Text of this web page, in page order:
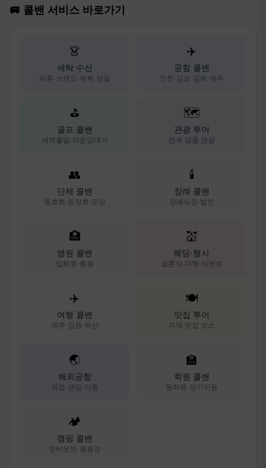
🚐 콜밴 서비스 바로가기
👗
세탁 수선
의류·브랜드·예복·당일
✈️
공항 콜밴
인천·김포·김해·제주
⛳
골프 콜밴
새벽출발·라운딩대기
🗺️
관광 투어
전국 맞춤 관광
👥
단체 콜밴
동호회·동창회·모임
🕯️
장례 콜밴
장례식장·발인
🏥
병원 콜밴
입퇴원·통원
💒
웨딩·행사
결혼식·여행·이벤트
✈️
여행 콜밴
제주·강원·부산
🍽️
맛집 투어
지역 맛집 코스
🌏
해외공항
픽업·샌딩·마중
🏫
학원 콜밴
등하원·정기이동
🏕️
캠핑 콜밴
장비운반·캠핑장